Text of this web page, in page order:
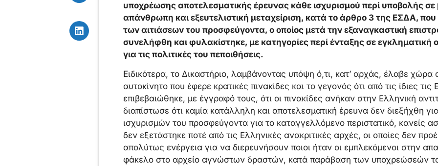
υποχρέωσης αποτελεσματικής έρευνας κάθε ισχυρισμού περί υποβολής σε
απάνθρωπη και εξευτελιστική μεταχείριση, κατά το άρθρο 3 της ΕΣΔΑ,
των αιτιάσεων του προσφεύγοντα, ο οποίος μετά την εξαναγκαστική
συνελήφθη και φυλακίστηκε, με κατηγορίες περί ένταξης σε
για τις πολιτικές του πεποιθήσεις.
Ειδικότερα, το Δικαστήριο, λαμβάνοντας υπόψη ό,τι, κατ’ αρχάς, έλαβε
αυτοκίνητο που έφερε κρατικές πινακίδες και το γεγονός ότι από τις ίδιες
επιβεβαιώθηκε, με έγγραφό τους, ότι οι πινακίδες ανήκαν στην Ελληνική
διαπίστωσε ότι καμία κατάλληλη και αποτελεσματική έρευνα δεν διεξήχθη
ισχυρισμών του προσφεύγοντα για το καταγγελλόμενο περιστατικό, κανείς
δεν εξετάστηκε ποτέ από τις Ελληνικές ανακριτικές αρχές, οι οποίες δεν
απολύτως ενέργεια για να διερευνήσουν ποιοι ήταν οι εμπλεκόμενοι στην
φάκελο στο αρχείο αγνώστων δραστών, κατά παράβαση των υποχρεώσεών